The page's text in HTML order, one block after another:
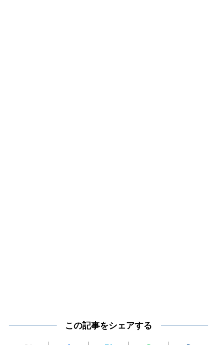
この記事をシェアする